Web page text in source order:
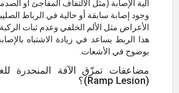
آلية الإصابة (مثل الالتفاف المفاجئ أو
وجود إصابة سابقة أو حالية في الرباط
الأعراض مثل الألم الخلفي وعدم ثبات الركبة
هذا الربط يساعد في زيادة الاشتباه
بوضوح في الأشعات.
مضاعفات تمزّق الآفة المنحدرة
(Ramp Lesion)؟